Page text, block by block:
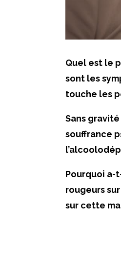
Quel est le
sont les
touche les
Sans
souffrance
Pourquoi a-
rougeurs
sur cette